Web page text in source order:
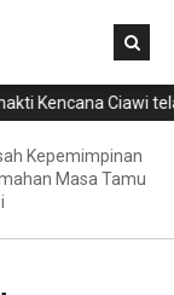
Kencana Ciawi
Kepemimpinan
Masa Tamu